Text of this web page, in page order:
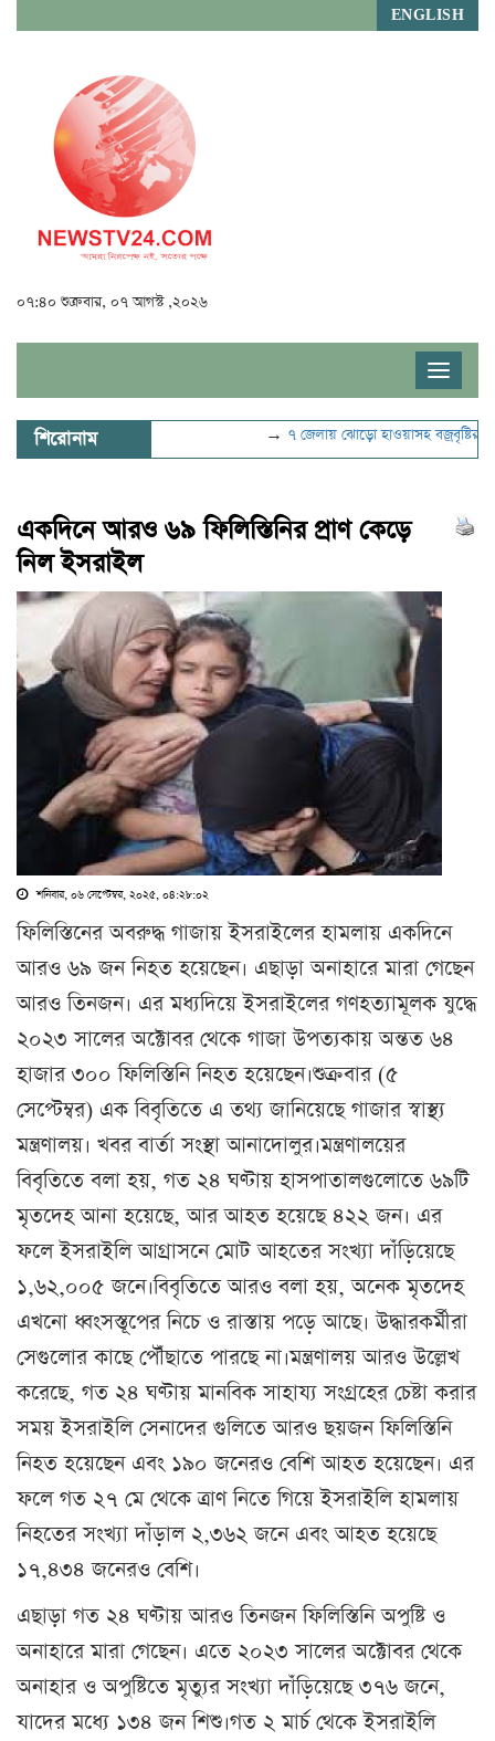
ENGLISH
০৭:৪০ শুক্রবার, ০৭ আগস্ট ,২০২৬
Toggle
শিরোনাম ৭ জেলায় ঝোড়ো হাওয়াসহ বজ্রবৃষ্টির শঙ্কা
একদিনে আরও ৬৯ ফিলিস্তিনির প্রাণ কেড়ে
নিল ইসরাইল
শনিবার, ০৬ সেপ্টেম্বর, ২০২৫, ০৪:২৮:০২
ফিলিস্তিনের অবরুদ্ধ গাজায় ইসরাইলের হামলায় একদিনে
আরও ৬৯ জন নিহত হয়েছেন। এছাড়া অনাহারে মারা গেছেন
আরও তিনজন। এর মধ্যদিয়ে ইসরাইলের গণহত্যামূলক যুদ্ধে
২০২৩ সালের অক্টোবর থেকে গাজা উপত্যকায় অন্তত ৬৪
হাজার ৩০০ ফিলিস্তিনি নিহত হয়েছেন।শুক্রবার (৫
সেপ্টেম্বর) এক বিবৃতিতে এ তথ্য জানিয়েছে গাজার স্বাস্থ্য
মন্ত্রণালয়। খবর বার্তা সংস্থা আনাদোলুর।মন্ত্রণালয়ের
বিবৃতিতে বলা হয়, গত ২৪ ঘণ্টায় হাসপাতালগুলোতে ৬৯টি
মৃতদেহ আনা হয়েছে, আর আহত হয়েছে ৪২২ জন। এর
ফলে ইসরাইলি আগ্রাসনে মোট আহতের সংখ্যা দাঁড়িয়েছে
১,৬২,০০৫ জনে।বিবৃতিতে আরও বলা হয়, অনেক মৃতদেহ
এখনো ধ্বংসস্তূপের নিচে ও রাস্তায় পড়ে আছে। উদ্ধারকর্মীরা
সেগুলোর কাছে পৌঁছাতে পারছে না।মন্ত্রণালয় আরও উল্লেখ
করেছে, গত ২৪ ঘণ্টায় মানবিক সাহায্য সংগ্রহের চেষ্টা করার
সময় ইসরাইলি সেনাদের গুলিতে আরও ছয়জন ফিলিস্তিনি
নিহত হয়েছেন এবং ১৯০ জনেরও বেশি আহত হয়েছেন। এর
ফলে গত ২৭ মে থেকে ত্রাণ নিতে গিয়ে ইসরাইলি হামলায়
নিহতের সংখ্যা দাঁড়াল ২,৩৬২ জনে এবং আহত হয়েছে
১৭,৪৩৪ জনেরও বেশি।
এছাড়া গত ২৪ ঘণ্টায় আরও তিনজন ফিলিস্তিনি অপুষ্টি ও
অনাহারে মারা গেছেন। এতে ২০২৩ সালের অক্টোবর থেকে
অনাহার ও অপুষ্টিতে মৃত্যুর সংখ্যা দাঁড়িয়েছে ৩৭৬ জনে,
যাদের মধ্যে ১৩৪ জন শিশু।গত ২ মার্চ থেকে ইসরাইলি